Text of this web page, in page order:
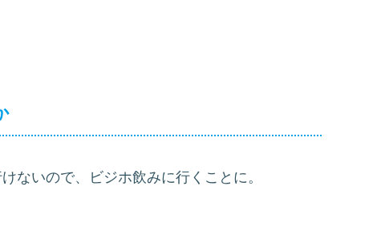
ないので、ビジホ飲みに行くことに。